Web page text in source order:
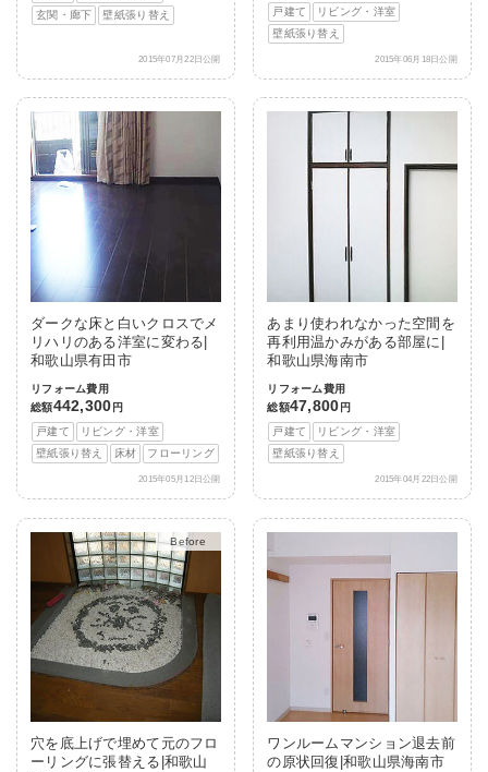
玄関・廊下
壁紙張り替え
2015年07月22日公開
戸建て
リビング・洋室
壁紙張り替え
2015年06月18日公開
ダークな床と白いクロスでメ
リハリのある洋室に変わる|
和歌山県有田市
リフォーム費用
総額442,300 円
戸建て
リビング・洋室
壁紙張り替え
床材 フローリング
2015年05月12日公開
あまり使われなかった空間を
再利用温かみがある部屋に|
和歌山県海南市
リフォーム費用
総額47,800 円
戸建て
リビング・洋室
壁紙張り替え
2015年04月22日公開
After
穴を底上げで埋めて元のフロ
ーリングに張替える|和歌山
ワンルームマンション退去前
の原状回復|和歌山県海南市